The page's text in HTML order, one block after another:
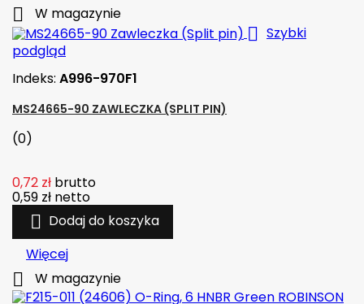
 W magazynie
 Szybki
podgląd
Indeks: A996-970F1
MS24665-90 ZAWLECZKA (SPLIT PIN)
(0)
0,72 zł brutto
0,59 zł netto
 Dodaj do koszyka
Więcej
 W magazynie